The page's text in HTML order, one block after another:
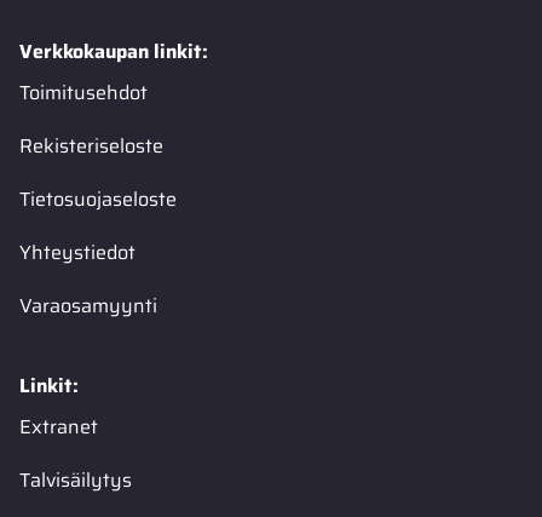
Verkkokaupan linkit:
Toimitusehdot
Rekisteriseloste
Tietosuojaseloste
Yhteystiedot
Varaosamyynti
Linkit:
Extranet
Talvisäilytys